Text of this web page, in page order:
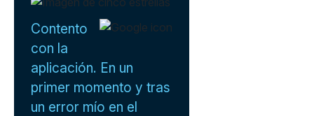
Contento
con la
aplicación. En un
primer momento y tras
un error mío en el